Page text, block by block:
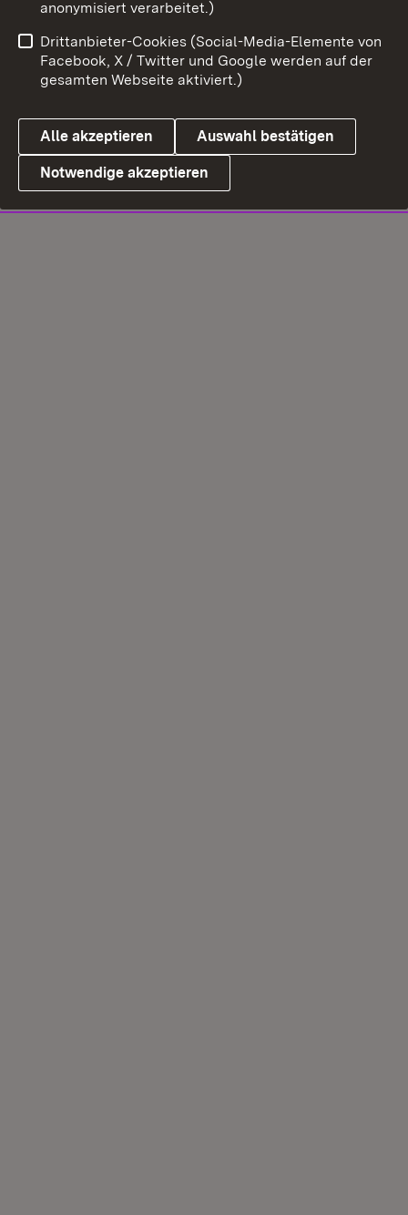
anonymisiert verarbeitet.)
Drittanbieter-Cookies (Social-Media-Elemente von
Facebook, X / Twitter und Google werden auf der
gesamten Webseite aktiviert.)
Alle akzeptieren Auswahl bestätigen
Notwendige akzeptieren